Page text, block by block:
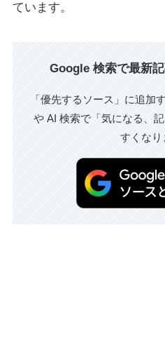
ています。
Google 検索で最新
「優先するソース」に追加
や AI 検索で「気になる、
すくなり